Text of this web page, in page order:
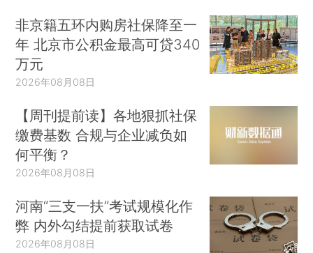
非京籍五环内购房社保降至一
年 北京市公积金最高可贷340
万元
2026年08月08日
【周刊提前读】各地狠抓社保
缴费基数 合规与企业减负如
何平衡？
2026年08月08日
河南“三支一扶”考试规模化作
弊 内外勾结提前获取试卷
2026年08月08日